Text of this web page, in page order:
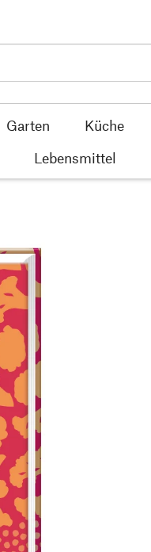
Garten Küche
Lebensmittel